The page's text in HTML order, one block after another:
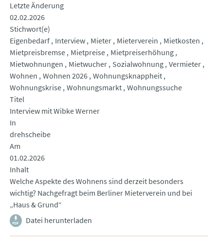
Letzte Änderung
02.02.2026
Stichwort(e)
Eigenbedarf Interview Mieter Mieterverein
Mietkosten
Mietpreisbremse Mietpreise Mietpreiserhöhung
Mietwohnungen
Mietwucher Sozialwohnung Vermieter
Wohnen Wohnen 2026 Wohnungsknappheit
Wohnungskrise Wohnungsmarkt Wohnungssuche
Titel
Interview mit Wibke Werner
In
drehscheibe
Am
01.02.2026
Inhalt
Welche Aspekte des Wohnens sind derzeit besonders
wichtig? Nachgefragt beim Berliner Mieterverein und bei
„Haus & Grund“
Datei herunterladen